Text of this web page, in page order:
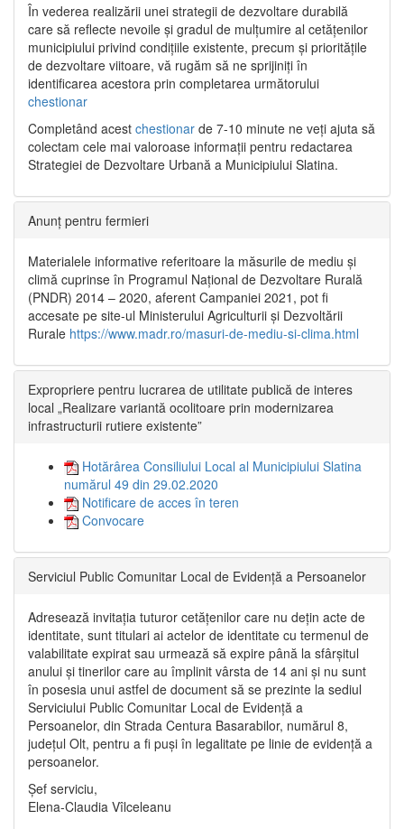
În vederea realizării unei strategii de dezvoltare durabilă
care să reflecte nevoile și gradul de mulțumire al cetățenilor
municipiului privind condițiile existente, precum și prioritățile
de dezvoltare viitoare, vă rugăm să ne sprijiniți în
identificarea acestora prin completarea următorului
chestionar
Completând acest chestionar de 7-10 minute ne veți ajuta să
colectam cele mai valoroase informații pentru redactarea
Strategiei de Dezvoltare Urbană a Municipiului Slatina.
Anunț pentru fermieri
Materialele informative referitoare la măsurile de mediu și
climă cuprinse în Programul Național de Dezvoltare Rurală
(PNDR) 2014 – 2020, aferent Campaniei 2021, pot fi
accesate pe site-ul Ministerului Agriculturii și Dezvoltării
Rurale https://www.madr.ro/masuri-de-mediu-si-clima.html
Expropriere pentru lucrarea de utilitate publică de interes
local „Realizare variantă ocolitoare prin modernizarea
infrastructurii rutiere existente”
Hotărârea Consiliului Local al Municipiului Slatina
numărul 49 din 29.02.2020
Notificare de acces în teren
Convocare
Serviciul Public Comunitar Local de Evidență a Persoanelor
Adresează invitația tuturor cetățenilor care nu dețin acte de
identitate, sunt titulari ai actelor de identitate cu termenul de
valabilitate expirat sau urmează să expire până la sfârșitul
anului și tinerilor care au împlinit vârsta de 14 ani și nu sunt
în posesia unui astfel de document să se prezinte la sediul
Serviciului Public Comunitar Local de Evidență a
Persoanelor, din Strada Centura Basarabilor, numărul 8,
județul Olt, pentru a fi puși în legalitate pe linie de evidență a
persoanelor.
Șef serviciu,
Elena-Claudia Vîlceleanu